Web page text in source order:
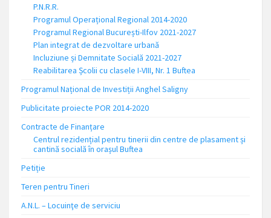
P.N.R.R.
Programul Operațional Regional 2014-2020
Programul Regional București-Ilfov 2021-2027
Plan integrat de dezvoltare urbană
Incluziune și Demnitate Socială 2021-2027
Reabilitarea Școlii cu clasele I-VIII, Nr. 1 Buftea
Programul Național de Investiții Anghel Saligny
Publicitate proiecte POR 2014-2020
Contracte de Finanțare
Centrul rezidențial pentru tinerii din centre de plasament și
cantină socială în orașul Buftea
Petiție
Teren pentru Tineri
A.N.L. – Locuinţe de serviciu